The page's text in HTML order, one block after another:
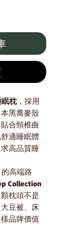
眠枕，採用
黑蕎麥殼
合頸椎曲
適睡眠體
高品質睡
的高端路
Collection
顆枕頭不是
豆被、床
品牌價值